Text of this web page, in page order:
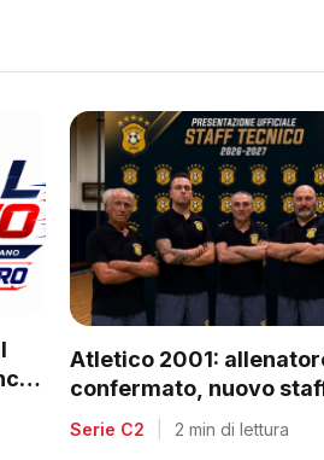
Atletico 2001:
confermato, nuovo
voglia di riscatto dopo la
retrocessione
Serie C2 2 min di lettura